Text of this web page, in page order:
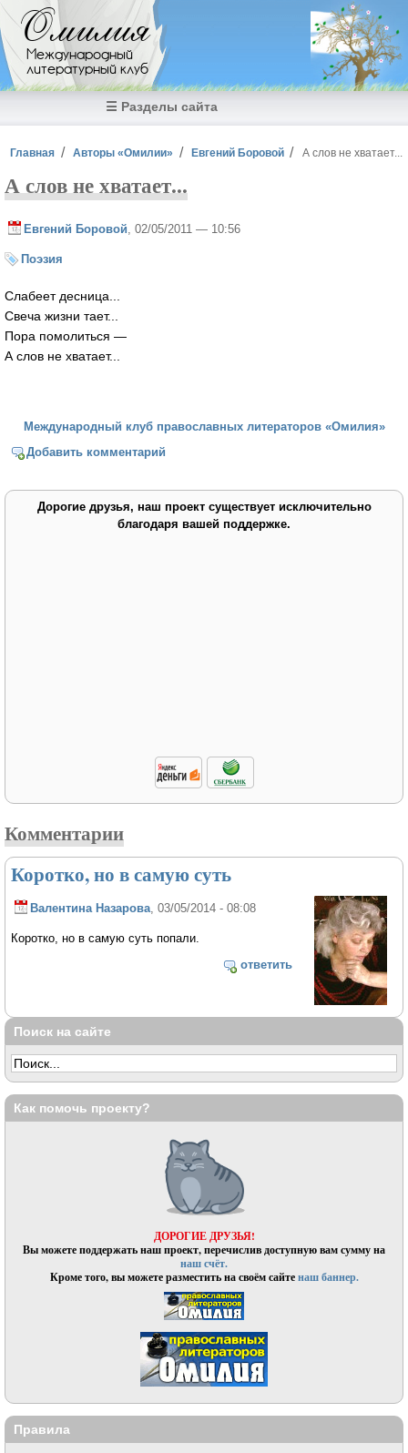
Перейти к основному содержанию
Омилия
Международный
литературный клуб
☰ Разделы сайта
Вы здесь
Главная Авторы «Омилии» Евгений Боровой А слов не хватает...
А слов не хватает...
Евгений Боровой , 02/05/2011 — 10:56
Поэзия
Слабеет десница...
Свеча жизни тает...
Пора помолиться —
А слов не хватает...
Международный клуб православных литераторов «Омилия»
Добавить комментарий
Дорогие друзья, наш проект существует исключительно
благодаря вашей поддержке.
Комментарии
Коротко, но в самую суть
Валентина Назарова, 03/05/2014 - 08:08
Коротко, но в самую суть попали.
ответить
Поиск на сайте
Как помочь проекту?
ДОРОГИЕ ДРУЗЬЯ!
Вы можете поддержать наш проект, перечислив доступную вам сумму на
наш счёт.
Кроме того, вы можете разместить на своём сайтенаш баннер.
Правила